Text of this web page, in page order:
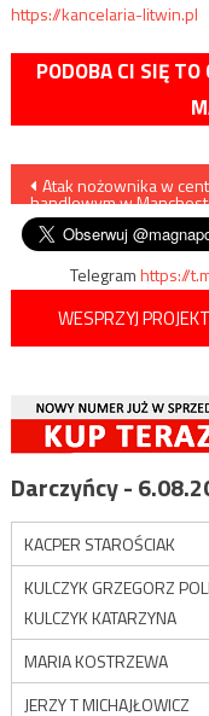
https://kancelaria-litwin.pl
PODOBA CI SIĘ TO
Nawigacja
wpisu
Atak nożownika w
handlowym w
Telegramhttps://
WESPRZYJ
Darczyńcy -
KACPER STAROŚCIAK
KULCZYK GRZEGORZ
KULCZYK KATARZYNA
MARIA KOSTRZEWA
JERZY T MICHAJŁOWICZ